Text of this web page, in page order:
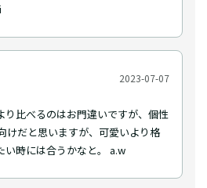
2023-07-07
り比べるのはお門違いですが、個性
けだと思いますが、可愛いより格
い時には合うかなと。 a.w